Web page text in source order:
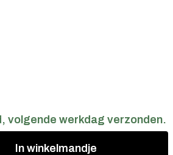
volgende werkdag verzonden.
In winkelmandje